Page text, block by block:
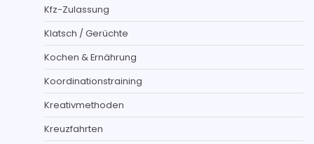
Kfz-Zulassung
Klatsch / Gerüchte
Kochen & Ernährung
Koordinationstraining
Kreativmethoden
Kreuzfahrten